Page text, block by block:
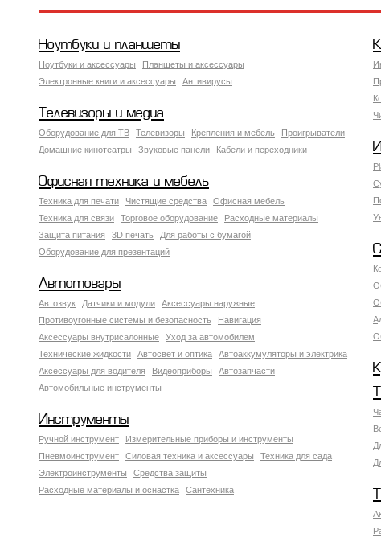
Ноутбуки и планшеты
Ноутбуки и аксессуары
Планшеты и аксессуары
Электронные книги и аксессуары
Антивирусы
Телевизоры и медиа
Оборудование для ТВ Телевизоры Крепления и мебель
Проигрыватели
Домашние кинотеатры
Звуковые панели Кабели и переходники
Офисная техника и мебель
Техника для печати Чистящие средства
Офисная мебель
Техника для связи
Торговое оборудование
Расходные материалы
Защита питания
3D печать
Для работы с бумагой
Оборудование для презентаций
Автотовары
Автозвук Датчики и модули
Аксессуары наружные
Противоугонные системы и безопасность
Навигация
Аксесcуары внутрисалонные
Уход за автомобилем
Технические жидкости
Автосвет и оптика
Автоаккумуляторы и электрика
Аксессуары для водителя
Видеоприборы
Автозапчасти
Автомобильные инструменты
Инструменты
Ручной инструмент
Измерительные приборы и инструменты
Пневмоинструмент
Силовая техника и аксессуары
Техника для сада
Электроинструменты
Средства защиты
Расходные материалы и оснастка
Сантехника